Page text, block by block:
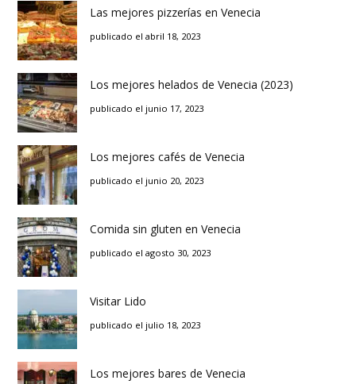
Las mejores pizzerías en Venecia
publicado el abril 18, 2023
Los mejores helados de Venecia (2023)
publicado el junio 17, 2023
Los mejores cafés de Venecia
publicado el junio 20, 2023
Comida sin gluten en Venecia
publicado el agosto 30, 2023
Visitar Lido
publicado el julio 18, 2023
Los mejores bares de Venecia